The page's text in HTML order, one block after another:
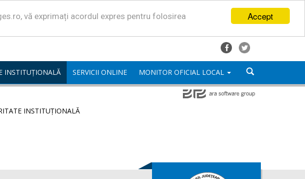
Accept
vă exprimați acordul expres pentru folosirea
INSTITUȚIONALĂ SERVICII ONLINE MONITOR OFICIAL LOCAL
INSTITUȚIONALĂ